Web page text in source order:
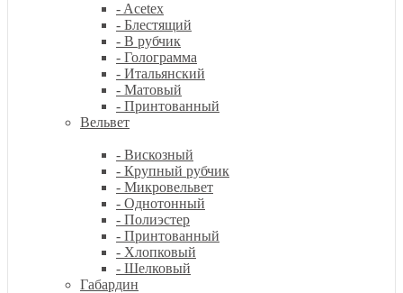
- Acetex
- Блестящий
- В рубчик
- Голограмма
- Итальянский
- Матовый
- Принтованный
Вельвет
- Вискозный
- Крупный рубчик
- Микровельвет
- Однотонный
- Полиэстер
- Принтованный
- Хлопковый
- Шелковый
Габардин